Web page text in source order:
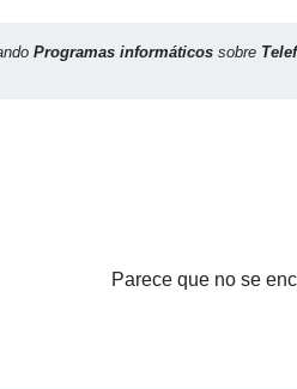
Programas informáticos sobre
Parece que no se